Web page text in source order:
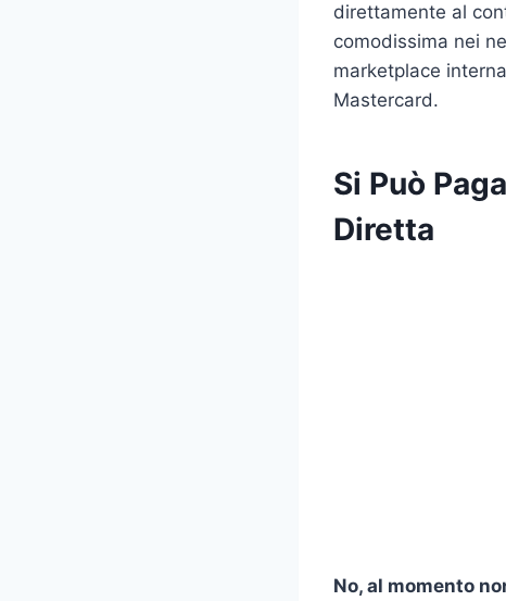
direttamente al
comodissima nei
marketplace
Mastercard.
Si Può
Diretta
No, al momento